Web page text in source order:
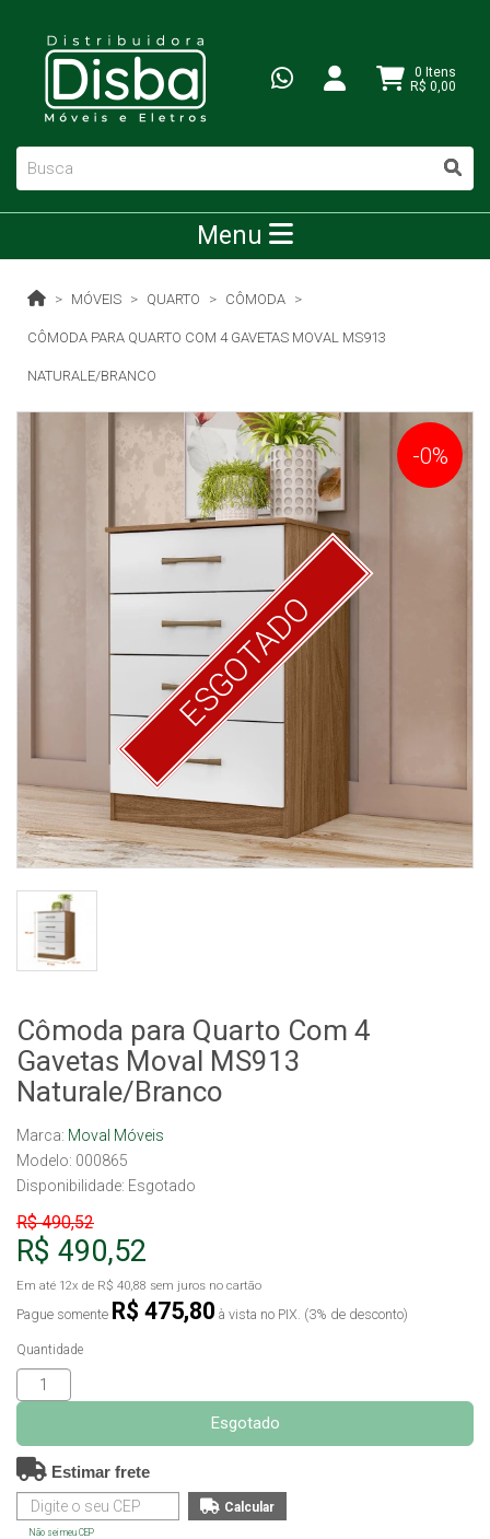
0 Itens
R$ 0,00
Menu
MÓVEIS QUARTO CÔMODA
CÔMODA PARA QUARTO COM 4 GAVETAS MOVAL MS913
NATURALE/BRANCO
ESGOTADO
-0%
Cômoda para Quarto Com 4
Gavetas Moval MS913
Naturale/Branco
Marca: Moval Móveis
Modelo: 000865
Disponibilidade: Esgotado
R$ 490,52
R$ 490,52
Em até 12x de R$ 40,88 sem juros no cartão
Pague somente R$ 475,80 à vista no PIX. (3% de desconto)
Quantidade
Esgotado
Estimar frete
Não sei meu CEP